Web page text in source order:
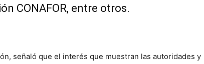
CONAFOR, entre otros.
señaló que el interés que muestran las autoridades y